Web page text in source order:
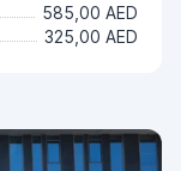
585,00 AED
325,00 AED